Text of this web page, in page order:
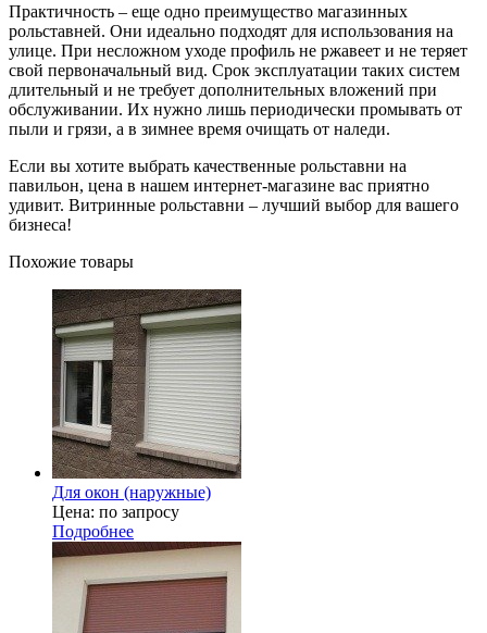
Практичность – еще одно преимущество магазинных
рольставней. Они идеально подходят для использования на
улице. При несложном уходе профиль не ржавеет и не теряет
свой первоначальный вид. Срок эксплуатации таких систем
длительный и не требует дополнительных вложений при
обслуживании. Их нужно лишь периодически промывать от
пыли и грязи, а в зимнее время очищать от наледи.
Если вы хотите выбрать качественные рольставни на
павильон, цена в нашем интернет-магазине вас приятно
удивит. Витринные рольставни – лучший выбор для вашего
бизнеса!
Похожие товары
Для окон (наружные)
Цена: по запросу
Подробнее